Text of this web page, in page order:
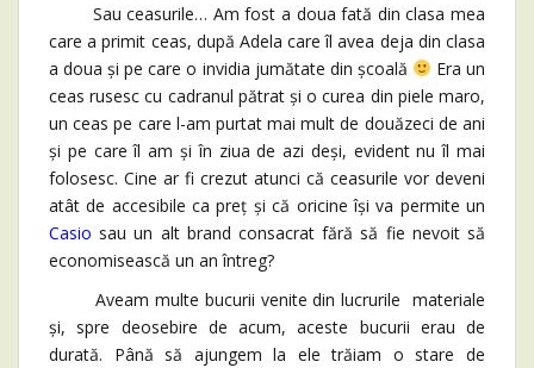
Sau ceasurile… Am fost a doua fată din clasa mea
care a primit ceas, după Adela care îl avea deja din clasa
a doua și pe care o invidia jumătate din școală
Era un
ceas rusesc cu cadranul pătrat și o curea din piele maro,
un ceas pe care l-am purtat mai mult de douăzeci de ani
și pe care îl am și în ziua de azi deși, evident nu îl mai
folosesc. Cine ar fi crezut atunci că ceasurile vor deveni
atât de accesibile ca preț și că oricine își va permite un
Casio sau un alt brand consacrat fără să fie nevoit să
economisească un an întreg?
Aveam multe bucurii venite din lucrurile materiale
și, spre deosebire de acum, aceste bucurii erau de
durată. Până să ajungem la ele trăiam o stare de